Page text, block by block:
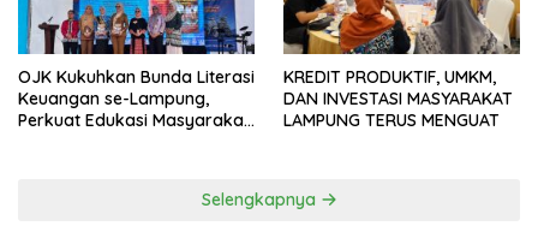
OJK Kukuhkan Bunda Literasi
Keuangan se-Lampung,
Perkuat Edukasi Masyarakat
KREDIT PRODUKTIF, UMKM,
DAN INVESTASI MASYARAKAT
LAMPUNG TERUS MENGUAT
Selengkapnya